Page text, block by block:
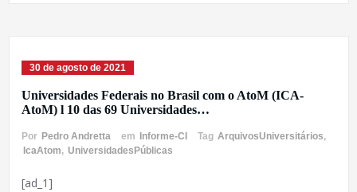
30 de agosto de 2021
Universidades Federais no Brasil com o AtoM (ICA-
AtoM) l 10 das 69 Universidades…
Por Pedro Andretta em Informe-CI Tag ArquivosUniversitários,
IcaAtom, UniversidadesPúblicas
[ad_1]